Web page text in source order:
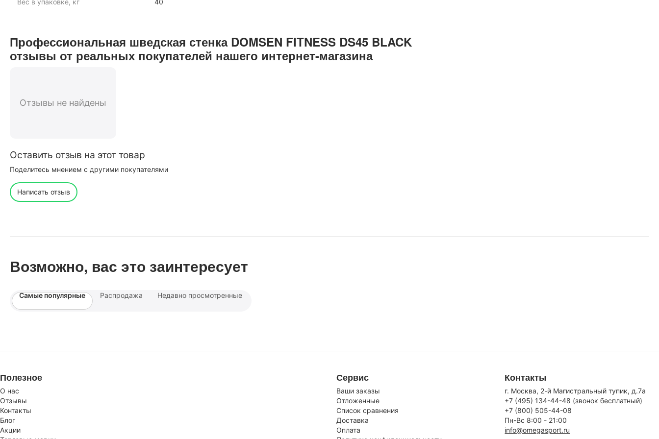
Вес в упаковке, кг
40
Профессиональная шведская стенка DOMSEN FITNESS DS45 BLACK
отзывы от реальных покупателей нашего интернет-магазина
Отзывы не найдены
Оставить отзыв на этот товар
Поделитесь мнением с другими покупателями
Написать отзыв
Возможно, вас это заинтересует
Самые популярные Распродажа Недавно просмотренные
Полезное
О нас
Отзывы
Контакты
Блог
Акции
Сервис
Ваши заказы
Отложенные
Список сравнения
Доставка
Оплата
Контакты
г. Москва, 2-й Магистральный тупик, д.7a
+7 (495) 134-44-48 (звонок бесплатный)
+7 (800) 505-44-08
Пн-Вс 8:00 - 21:00
info@omegasport.ru